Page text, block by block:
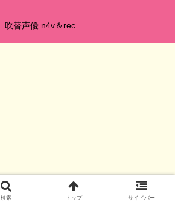
吹替声優 n4v＆rec
検索 トップ サイドバー